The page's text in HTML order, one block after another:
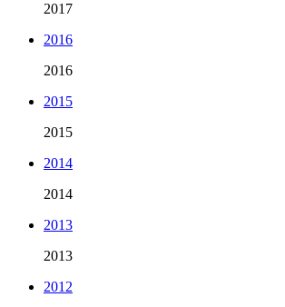
2017
2016
2016
2015
2015
2014
2014
2013
2013
2012